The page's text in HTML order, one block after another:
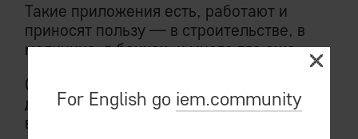
Такие приложения есть, работают и
приносят пользу — в строительстве, в
медицине, в банках, и много где еще.
Однако решения локальных задач могут
дать лишь локальную отдачу. И не
выходит тут ни «технологической
For English go iem.community